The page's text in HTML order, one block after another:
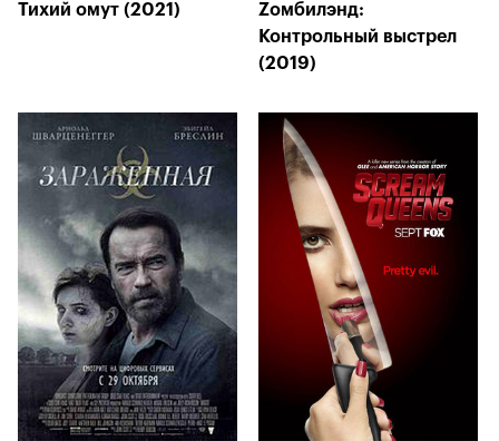
Тихий омут (2021)
Zомбилэнд:
Контрольный выстрел
(2019)